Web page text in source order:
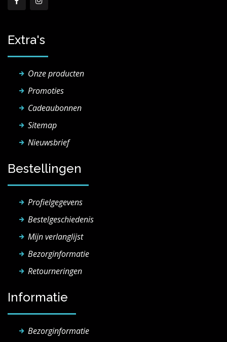
Extra's
Onze producten
Promoties
Cadeaubonnen
Sitemap
Nieuwsbrief
Bestellingen
Profielgegevens
Bestelgeschiedenis
Mijn verlanglijst
Bezorginformatie
Retourneringen
Informatie
Bezorginformatie